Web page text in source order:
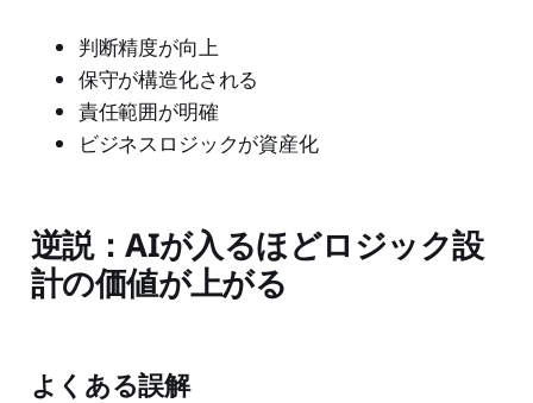
判断精度が向上
保守が構造化される
責任範囲が明確
ビジネスロジックが資産化
逆説：AIが入るほどロジック設
計の価値が上がる
よくある誤解